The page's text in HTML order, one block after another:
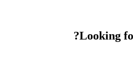
Looking